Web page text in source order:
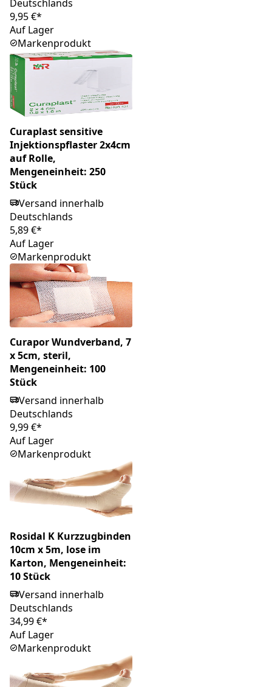
Deutschlands
9,95 €*
Auf Lager
Markenprodukt
Curaplast sensitive
Injektionspflaster 2x4cm
auf Rolle,
Mengeneinheit: 250
Stück
Versand innerhalb
Deutschlands
5,89 €*
Auf Lager
Markenprodukt
Curapor Wundverband, 7
x 5cm, steril,
Mengeneinheit: 100
Stück
Versand innerhalb
Deutschlands
9,99 €*
Auf Lager
Markenprodukt
Rosidal K Kurzzugbinden
10cm x 5m, lose im
Karton, Mengeneinheit:
10 Stück
Versand innerhalb
Deutschlands
34,99 €*
Auf Lager
Markenprodukt